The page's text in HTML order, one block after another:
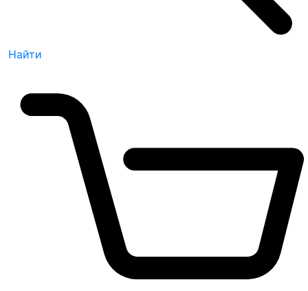
Найти